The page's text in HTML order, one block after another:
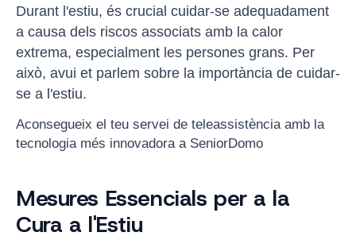
Durant l'estiu, és crucial cuidar-se adequadament
a causa dels riscos associats amb la calor
extrema, especialment les persones grans. Per
això, avui et parlem sobre la importància de cuidar-
se a l'estiu.
Aconsegueix el teu servei de teleassistència amb la
tecnologia més innovadora a SeniorDomo
Mesures Essencials per a la
Cura a l'Estiu